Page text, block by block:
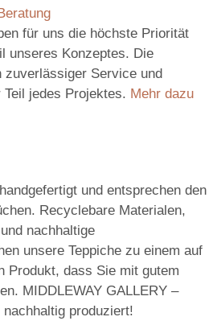
für uns die höchste Priorität
unseres Konzeptes. Die
zuverlässiger Service und
jedes Projektes. Mehr dazu
und entsprechen den
Recyclebare Materialen,
nachhaltige
unsere Teppiche zu einem auf
Produkt, dass Sie mit gutem
MIDDLEWAY GALLERY –
produziert!